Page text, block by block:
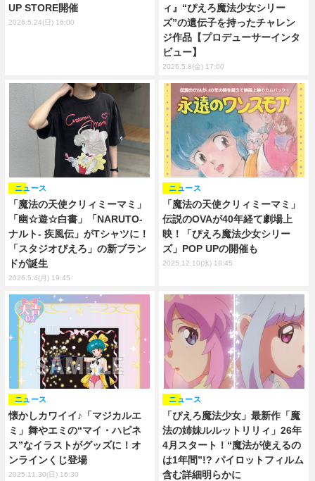
UP STORE開催
2026.5.24(日) 16:00
ィ』“ぴえろ魔法少女シリー
ズ”の遺伝子を持ったチャレン
ジ作品【プロデューサーインタ
ビュー】
2026.5.8(金) 17:00
「魔法の天使クリィミーマミ」
「幽☆遊☆白書」「NARUTO-
ナルト- 疾風伝」がTシャツに！
「スタジオぴえろ」の新ブラン
ドが誕生
ニュース
2026.5.4(月) 19:45
「魔法の天使クリィミーマミ」
伝説のOVAが40年経て劇場上
映！「ぴえろ魔法少女シリー
ズ」POP UPの開催も
ニュース
2025.12.10(水) 18:45
懐かしカワイイ♪「マジカルエ
ミ」舞やエミの“マイ・ハピネ
ス”なイラストがグッズに！オ
ンラインくじ登場
ニュース
2025.11.30(日) 16:30
「ぴえろ魔法少女」最新作「魔
法の姉妹ルルットリリィ」26年
4月スタート！“魔法が使えるの
は1年間”!? パイロットフィルム
含む詳細明らかに
ニュース